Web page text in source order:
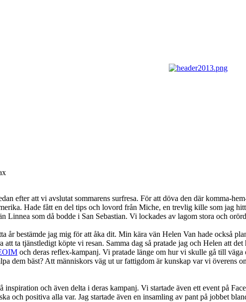
efter att vi avslutat sommarens surfresa. För att döva den där komma-
Hade fått en del tips och lovord från Miche, en trevlig kille som jag
Linnea som då bodde i San Sebastian. Vi lockades av lagom stora och
år bestämde jag mig för att åka dit. Min kära vän Helen Van hade också
att ta tjänstledigt köpte vi resan. Samma dag så pratade jag och Helen att
och deras reflex-kampanj. Vi pratade länge om hur vi skulle gå till
dem bäst? Att människors väg ut ur fattigdom är kunskap var vi överens
och även delta i deras kampanj. Vi startade även ett event på
och positiva alla var. Jag startade även en insamling av pant på jobbet